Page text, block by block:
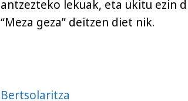
antzezteko lekuak, eta ukitu ezin
“Meza geza” deitzen diet nik.
Bertsolaritza